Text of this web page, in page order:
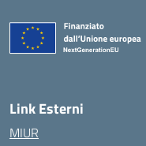
Link Esterni
MIUR